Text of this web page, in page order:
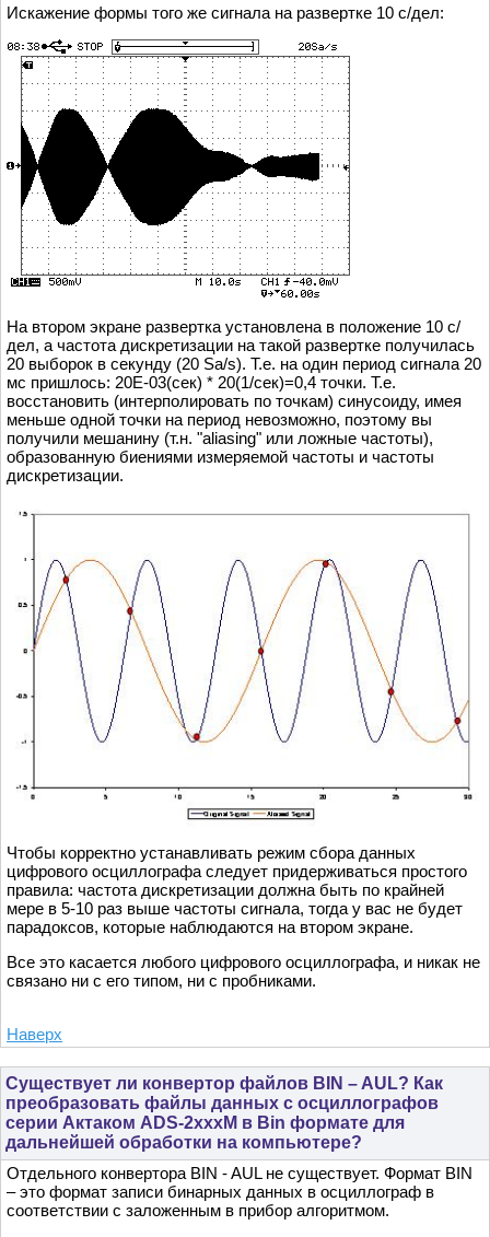
Искажение формы того же сигнала на развертке 10 с/дел:
На втором экране развертка установлена в положение 10 с/
дел, а частота дискретизации на такой развертке получилась
20 выборок в секунду (20 Sa/s). Т.е. на один период сигнала 20
мс пришлось: 20Е-03(сек) * 20(1/сек)=0,4 точки. Т.е.
восстановить (интерполировать по точкам) синусоиду, имея
меньше одной точки на период невозможно, поэтому вы
получили мешанину (т.н. "aliasing" или ложные частоты),
образованную биениями измеряемой частоты и частоты
дискретизации.
Чтобы корректно устанавливать режим сбора данных
цифрового осциллографа следует придерживаться простого
правила: частота дискретизации должна быть по крайней
мере в 5-10 раз выше частоты сигнала, тогда у вас не будет
парадоксов, которые наблюдаются на втором экране.
Все это касается любого цифрового осциллографа, и никак не
связано ни с его типом, ни с пробниками.
Наверх
Существует ли конвертор файлов BIN – AUL? Как
преобразовать файлы данных с осциллографов
серии Актаком ADS-2xxxM в Bin формате для
дальнейшей обработки на компьютере?
Отдельного конвертора BIN - AUL не существует. Формат BIN
– это формат записи бинарных данных в осциллограф в
соответствии с заложенным в прибор алгоритмом.